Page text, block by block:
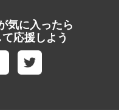
気に入ったら
応援しよう